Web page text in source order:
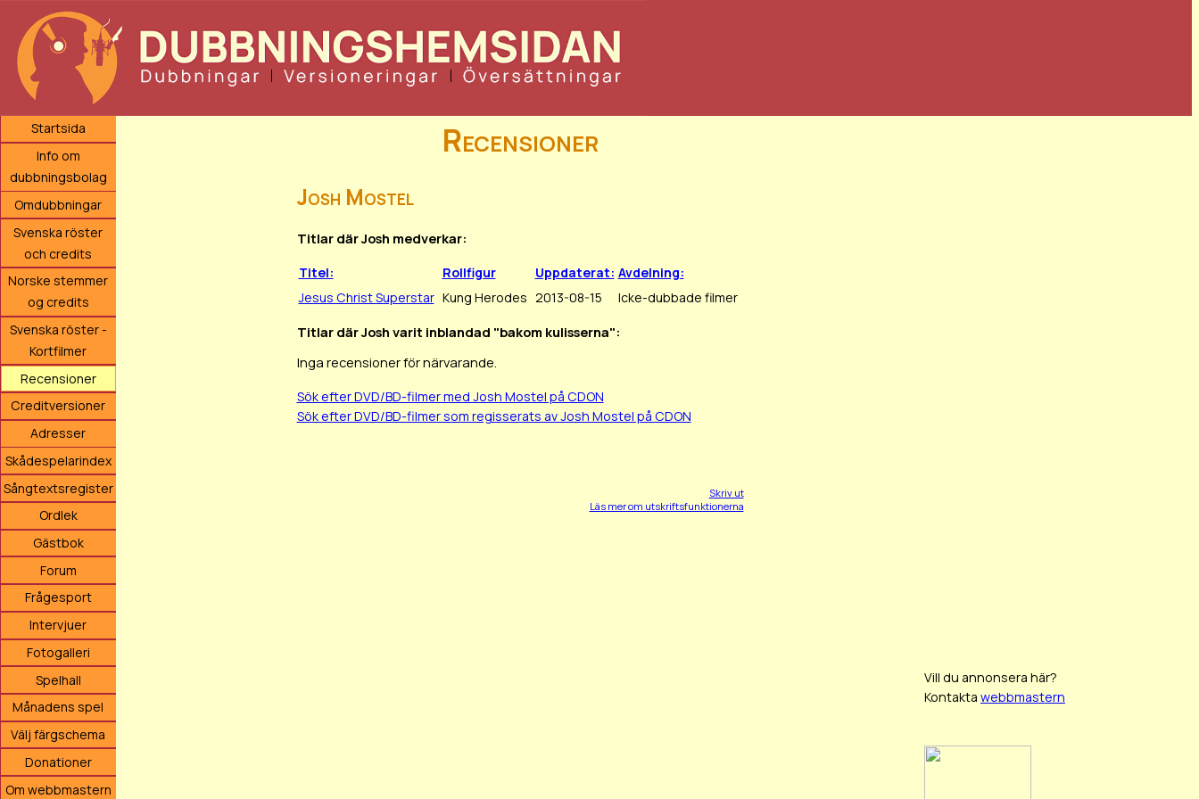
Startsida
Info om
dubbningsbolag
Omdubbningar
Svenska röster
och credits
Norske stemmer
og credits
Svenska röster -
Kortfilmer
Recensioner
Creditversioner
Adresser
Skådespelarindex
Sångtextsregister
Ordlek
Gästbok
Forum
Frågesport
Intervjuer
Fotogalleri
Spelhall
Månadens spel
Välj färgschema
Donationer
Om webbmastern
Recensioner
Josh Mostel
Titlar där Josh medverkar:
Titel: Rollfigur Uppdaterat: Avdelning:
Jesus Christ Superstar Kung Herodes 2013-08-15 Icke-dubbade filmer
Titlar där Josh varit inblandad "bakom kulisserna":
Inga recensioner för närvarande.
Sök efter DVD/BD-filmer med Josh Mostel på CDON
Sök efter DVD/BD-filmer som regisserats av Josh Mostel på CDON
Skriv ut
Läs mer om utskriftsfunktionerna
Vill du annonsera här?
Kontakta webbmastern